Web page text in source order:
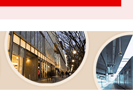
件を
探す
場
住まい1プ
閉じる